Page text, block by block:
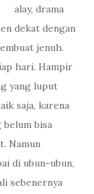
alay, drama
dekat dengan
jenuh.
hari. Hampir
yang luput
saja, karena
belum bisa
Namun
di ubun-ubun,
sebenernya